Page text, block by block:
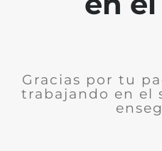
Gracias por tu
trabajando en el